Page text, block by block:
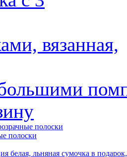
полоски